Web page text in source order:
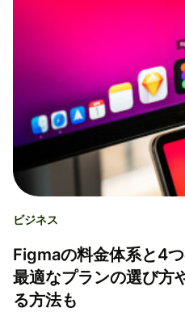
ビジネス
Figmaの料金体系と4
最適なプランの選び方
る方法も